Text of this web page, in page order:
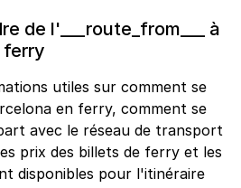
de l'___route_from___ à
ferry
utiles sur comment se
en ferry, comment se
avec le réseau de transport
prix des billets de ferry et les
disponibles pour l'itinéraire